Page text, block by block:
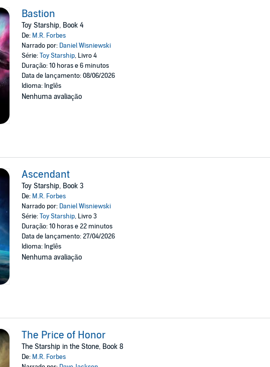
Bastion
Toy Starship, Book 4
De: M.R. Forbes
Narrado por: Daniel Wisniewski
Série:Toy Starship, Livro 4
Duração: 10 horas e 6 minutos
Data de lançamento: 08/06/2026
Idioma: Inglês
Nenhuma avaliação
Ascendant
Toy Starship, Book 3
De: M.R. Forbes
Narrado por: Daniel Wisniewski
Série:Toy Starship, Livro 3
Duração: 10 horas e 22 minutos
Data de lançamento: 27/04/2026
Idioma: Inglês
Nenhuma avaliação
The Price of Honor
The Starship in the Stone, Book 8
De: M.R. Forbes